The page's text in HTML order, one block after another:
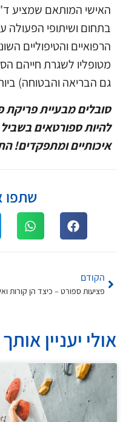
האישי המותאם שמציע ד"ר
בתחום ושיתופי
הרפואיים והטיפוליים
מטופליו לשגרת חייהם
גם הבריאה והבטוחה)
סובלים מבעיית
להיות ספורטאים
איכותיים ומתפקדים!
הקודם
אולי יעניין